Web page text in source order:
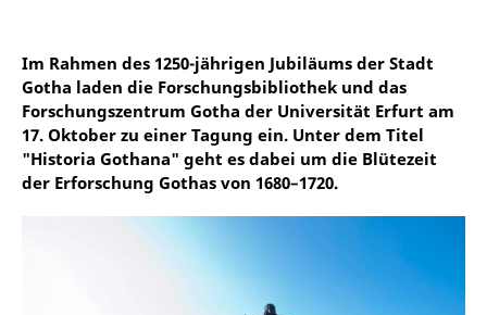
Im Rahmen des 1250-jährigen Jubiläums der Stadt
Gotha laden die Forschungsbibliothek und das
Forschungszentrum Gotha der Universität Erfurt am
17. Oktober zu einer Tagung ein. Unter dem Titel
"Historia Gothana" geht es dabei um die Blütezeit
der Erforschung Gothas von 1680–1720.